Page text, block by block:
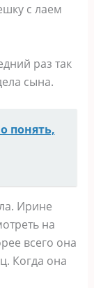
с лаем
раз так
сына.
понять,
Ирине
на
всего она
Когда она